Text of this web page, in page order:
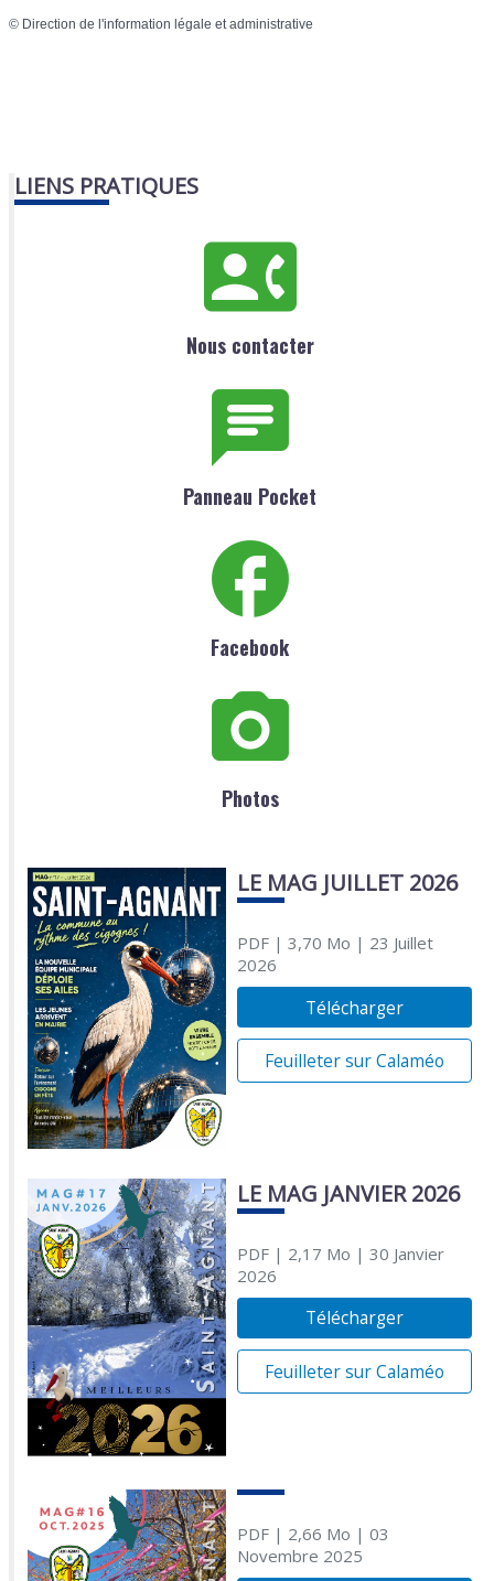
© Direction de l'information légale et administrative
LIENS PRATIQUES
Nous contacter
Panneau Pocket
Facebook
Photos
LE MAG JUILLET 2026
PDF| 3,70 Mo | 23 Juillet
2026
Télécharger
Feuilleter sur Calaméo
LE MAG JANVIER 2026
PDF| 2,17 Mo | 30 Janvier
2026
Télécharger
Feuilleter sur Calaméo
PDF| 2,66 Mo | 03
Novembre 2025